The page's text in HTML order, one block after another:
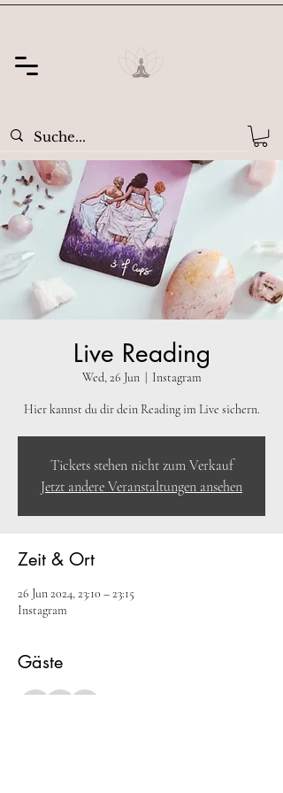
Live Reading
Wed, 26 Jun
  |
Instagram
Hier kannst du dir dein Reading im Live sichern.
Tickets stehen nicht zum Verkauf
Jetzt andere Veranstaltungen ansehen
Zeit & Ort
26 Jun 2024, 23:10 – 23:15
Instagram
Gäste